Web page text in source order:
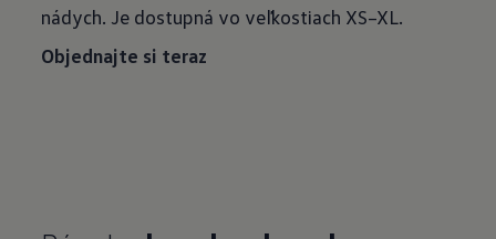
nádych. Je dostupná vo veľkostiach XS–XL.
Objednajte si teraz